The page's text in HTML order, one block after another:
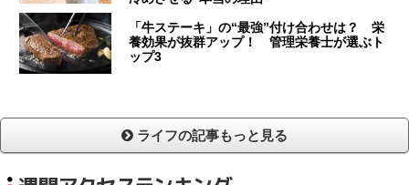
「牛ステーキ」の“最強”付け合わせは？ 栄
養効果が抜群アップ！ 管理栄養士が選ぶト
ップ3
ライフの記事もっと見る